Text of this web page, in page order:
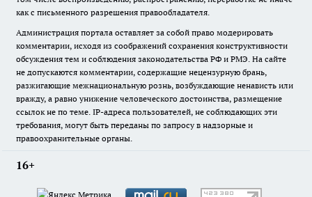
как с письменного разрешения правообладателя.
Администрация портала оставляет за собой право модерировать
комментарии, исходя из соображений сохранения конструктивности
обсуждения тем и соблюдения законодательства РФ и РМЭ. На сайте
не допускаются комментарии, содержащие нецензурную брань,
разжигающие межнациональную рознь, возбуждающие ненависть или
вражду, а равно унижение человеческого достоинства, размещение
ссылок не по теме. IP-адреса пользователей, не соблюдающих эти
требования, могут быть переданы по запросу в надзорные и
правоохранительные органы.
16+